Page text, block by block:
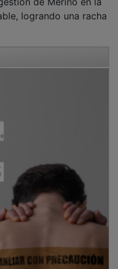
logrando una racha